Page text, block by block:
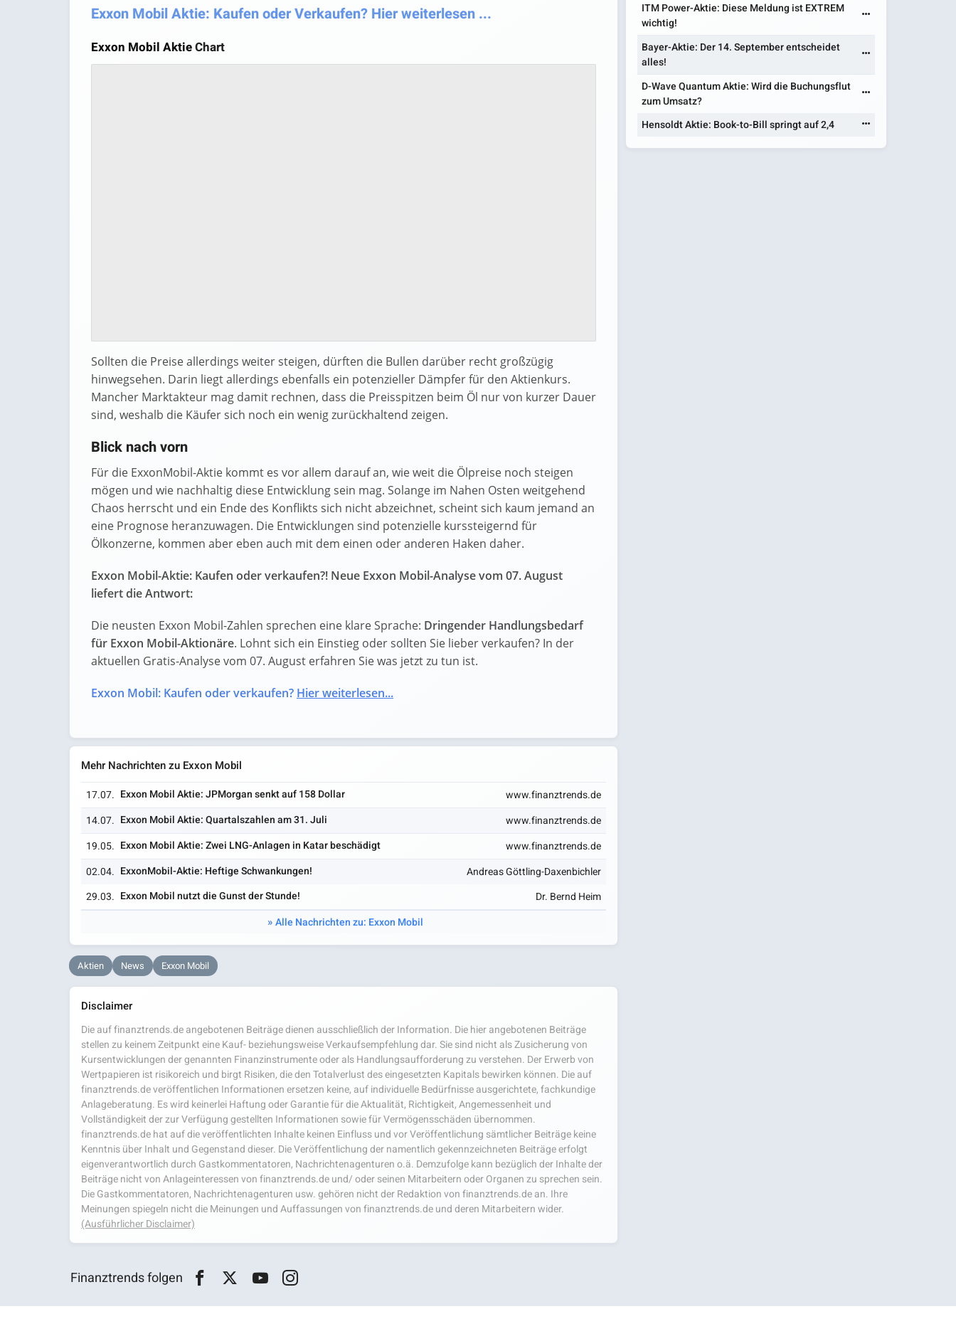
Exxon Mobil Aktie: Kaufen oder Verkaufen? Hier weiterlesen ...
Exxon Mobil AktieChart
Sollten die Preise allerdings weiter steigen, dürften die Bullen darüber recht großzügig
hinwegsehen. Darin liegt allerdings ebenfalls ein potenzieller Dämpfer für den Aktienkurs.
Mancher Marktakteur mag damit rechnen, dass die Preisspitzen beim Öl nur von kurzer Dauer
sind, weshalb die Käufer sich noch ein wenig zurückhaltend zeigen.
Blick nach vorn
Für die ExxonMobil-Aktie kommt es vor allem darauf an, wie weit die Ölpreise noch steigen
mögen und wie nachhaltig diese Entwicklung sein mag. Solange im Nahen Osten weitgehend
Chaos herrscht und ein Ende des Konflikts sich nicht abzeichnet, scheint sich kaum jemand an
eine Prognose heranzuwagen. Die Entwicklungen sind potenzielle kurssteigernd für
Ölkonzerne, kommen aber eben auch mit dem einen oder anderen Haken daher.
Exxon Mobil-Aktie: Kaufen oder verkaufen?! Neue Exxon Mobil-Analyse vom 07. August
liefert die Antwort:
Die neusten Exxon Mobil-Zahlen sprechen eine klare Sprache: Dringender Handlungsbedarf
für Exxon Mobil-Aktionäre. Lohnt sich ein Einstieg oder sollten Sie lieber verkaufen? In der
aktuellen Gratis-Analyse vom 07. August erfahren Sie was jetzt zu tun ist.
Exxon Mobil: Kaufen oder verkaufen? Hier weiterlesen...
Mehr Nachrichten zu Exxon Mobil
17.07. Exxon Mobil Aktie: JPMorgan senkt auf 158 Dollar
www.finanztrends.de
14.07. Exxon Mobil Aktie: Quartalszahlen am 31. Juli
www.finanztrends.de
19.05. Exxon Mobil Aktie: Zwei LNG-Anlagen in Katar beschädigt
www.finanztrends.de
02.04. ExxonMobil-Aktie: Heftige Schwankungen!
Andreas Göttling-Daxenbichler
29.03. Exxon Mobil nutzt die Gunst der Stunde!
Dr. Bernd Heim
Alle Nachrichten zu: Exxon Mobil
Aktien News Exxon Mobil
Disclaimer
Die auf finanztrends.de angebotenen Beiträge dienen ausschließlich der Information. Die hier angebotenen Beiträge
stellen zu keinem Zeitpunkt eine Kauf- beziehungsweise Verkaufsempfehlung dar. Sie sind nicht als Zusicherung von
Kursentwicklungen der genannten Finanzinstrumente oder als Handlungsaufforderung zu verstehen. Der Erwerb von
Wertpapieren ist risikoreich und birgt Risiken, die den Totalverlust des eingesetzten Kapitals bewirken können. Die auf
finanztrends.de veröffentlichen Informationen ersetzen keine, auf individuelle Bedürfnisse ausgerichtete, fachkundige
Anlageberatung. Es wird keinerlei Haftung oder Garantie für die Aktualität, Richtigkeit, Angemessenheit und
Vollständigkeit der zur Verfügung gestellten Informationen sowie für Vermögensschäden übernommen.
finanztrends.de hat auf die veröffentlichten Inhalte keinen Einfluss und vor Veröffentlichung sämtlicher Beiträge keine
Kenntnis über Inhalt und Gegenstand dieser. Die Veröffentlichung der namentlich gekennzeichneten Beiträge erfolgt
eigenverantwortlich durch Gastkommentatoren, Nachrichtenagenturen o.ä. Demzufolge kann bezüglich der Inhalte der
Beiträge nicht von Anlageinteressen von finanztrends.de und/ oder seinen Mitarbeitern oder Organen zu sprechen sein.
Die Gastkommentatoren, Nachrichtenagenturen usw. gehören nicht der Redaktion von finanztrends.de an. Ihre
Meinungen spiegeln nicht die Meinungen und Auffassungen von finanztrends.de und deren Mitarbeitern wider.
(Ausführlicher Disclaimer)
ITM Power-Aktie: Diese Meldung ist EXTREM
wichtig!
Bayer-Aktie: Der 14. September entscheidet
alles!
D-Wave Quantum Aktie: Wird die Buchungsflut
zum Umsatz?
Hensoldt Aktie: Book-to-Bill springt auf 2,4
Finanztrends folgen